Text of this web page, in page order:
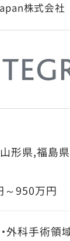
株式会社
形県,福島県,
～950万円
外科手術領